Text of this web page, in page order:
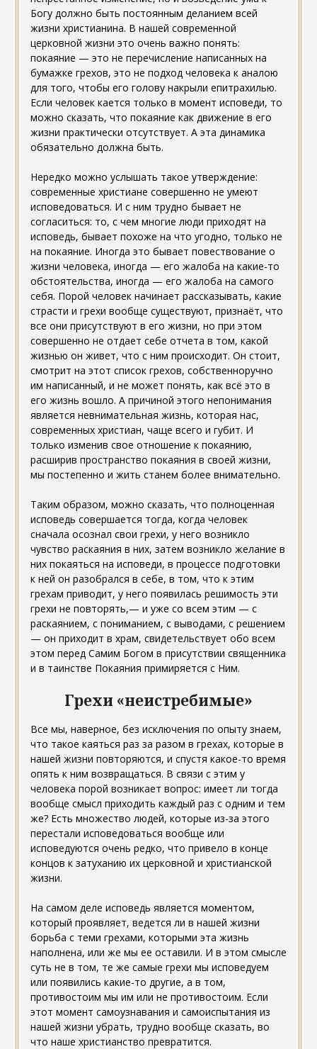
Богу должно быть постоянным деланием всей
жизни христианина. В нашей современной
церковной жизни это очень важно понять:
покаяние — это не перечисление написанных на
бумажке грехов, это не подход человека к аналою
для того, чтобы его голову накрыли епитрахилью.
Если человек кается только в момент исповеди, то
можно сказать, что покаяние как движение в его
жизни практически отсутствует. А эта динамика
обязательно должна быть.
Нередко можно услышать такое утверждение:
современные христиане совершенно не умеют
исповедоваться. И с ним трудно бывает не
согласиться: то, с чем многие люди приходят на
исповедь, бывает похоже на что угодно, только не
на покаяние. Иногда это бывает повествование о
жизни человека, иногда — его жалоба на какие-то
обстоятельства, иногда — его жалоба на самого
себя. Порой человек начинает рассказывать, какие
страсти и грехи вообще существуют, признаёт, что
все они присутствуют в его жизни, но при этом
совершенно не отдает себе отчета в том, какой
жизнью он живет, что с ним происходит. Он стоит,
смотрит на этот список грехов, собственноручно
им написанный, и не может понять, как всё это в
его жизнь вошло. А причиной этого непонимания
является невнимательная жизнь, которая нас,
современных христиан, чаще всего и губит. И
только изменив свое отношение к покаянию,
расширив пространство покаяния в своей жизни,
мы постепенно и жить станем более внимательно.
Таким образом, можно сказать, что полноценная
исповедь совершается тогда, когда человек
сначала осознал свои грехи, у него возникло
чувство раскаяния в них, затем возникло желание в
них покаяться на исповеди, в процессе подготовки
к ней он разобрался в себе, в том, что к этим
грехам приводит, у него появилась решимость эти
грехи не повторять,— и уже со всем этим — с
раскаянием, с пониманием, с выводами, с решением
— он приходит в храм, свидетельствует обо всем
этом перед Самим Богом в присутствии священника
и в таинстве Покаяния примиряется с Ним.
Грехи «неистребимые»
Все мы, наверное, без исключения по опыту знаем,
что такое каяться раз за разом в грехах, которые в
нашей жизни повторяются, и спустя какое-то время
опять к ним возвращаться. В связи с этим у
человека порой возникает вопрос: имеет ли тогда
вообще смысл приходить каждый раз с одним и тем
же? Есть множество людей, которые из-за этого
перестали исповедоваться вообще или
исповедуются очень редко, что привело в конце
концов к затуханию их церковной и христианской
жизни.
На самом деле исповедь является моментом,
который проявляет, ведется ли в нашей жизни
борьба с теми грехами, которыми эта жизнь
наполнена, или же мы ее оставили. И в этом смысле
суть не в том, те же самые грехи мы исповедуем
или появились какие-то другие, а в том,
противостоим мы им или не противостоим. Если
этот момент самоузнавания и самоиспытания из
нашей жизни убрать, трудно вообще сказать, во
что наше христианство превратится.